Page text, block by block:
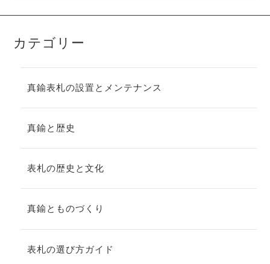
カテゴリー
真鍮表札の設置とメンテナンス
真鍮と歴史
表札の歴史と文化
真鍮とものづくり
表札の選び方ガイド